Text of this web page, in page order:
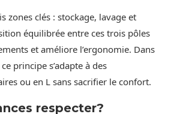
zones clés : stockage, lavage et
équilibrée entre ces trois pôles
et améliore l’ergonomie. Dans
principe s’adapte à des
ou en L sans sacrifier le confort.
respecter?